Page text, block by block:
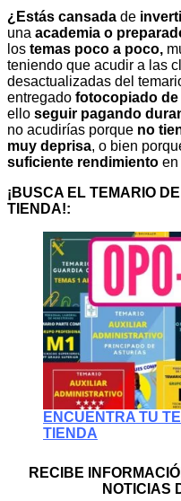
¿Estás cansada de
una academia o
los temas poco a poco,
teniendo que acudir a las
desactualizadas del
entregado fotocopiado
ello seguir pagando
no acudirías porque no
muy deprisa, o bien
suficiente rendimiento en
¡BUSCA EL TEMARIO
TIENDA!:
ENCUENTRA TU
TIENDA
RECIBE
NOTICIAS